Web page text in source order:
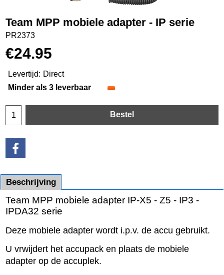
Team MPP mobiele adapter - IP serie
PR2373
€24.95
Levertijd: Direct
Minder als 3 leverbaar
Bestel
Beschrijving
Team MPP mobiele adapter IP-X5 - Z5 - IP3 -
IPDA32 serie
Deze mobiele adapter wordt i.p.v. de accu gebruikt.
U vrwijdert het accupack en plaats de mobiele
adapter op de accuplek.